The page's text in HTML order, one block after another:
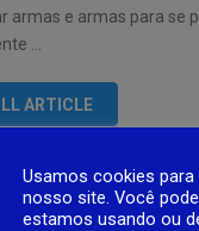
armas e armas para se
…
ARTICLE
Usamos cookies
nosso site. Você
estamos usando ou